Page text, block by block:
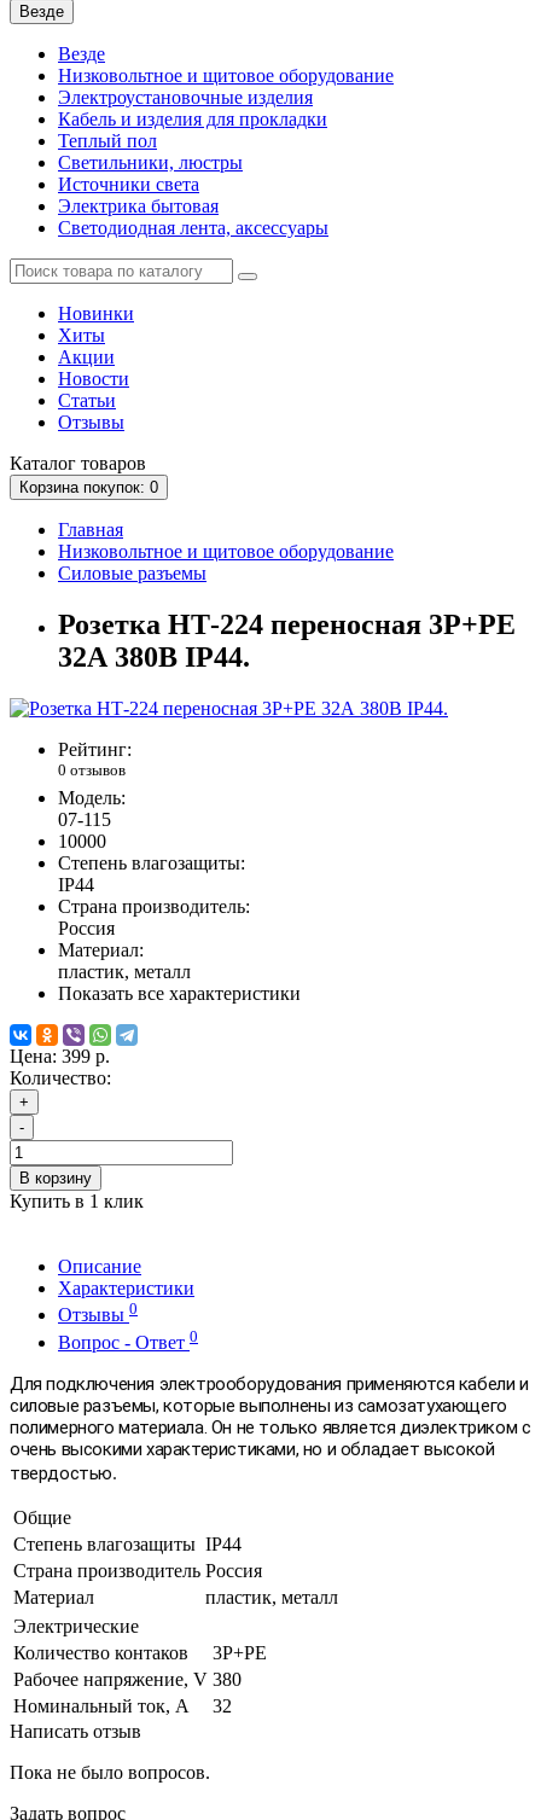
Везде
Везде
Низковольтное и щитовое оборудование
Электроустановочные изделия
Кабель и изделия для прокладки
Теплый пол
Светильники, люстры
Источники света
Электрика бытовая
Светодиодная лента, аксессуары
Новинки
Хиты
Акции
Новости
Статьи
Отзывы
Каталог товаров
Корзина покупок: 0
Главная
Низковольтное и щитовое оборудование
Силовые разъемы
Розетка НТ-224 переносная 3Р+РЕ
32А 380В IP44.
Рейтинг:
0 отзывов
Модель:
07-115
10000
Степень влагозащиты:
IP44
Страна производитель:
Россия
Материал:
пластик, металл
Показать все характеристики
Цена: 399 р.
Количество:
+
-
В корзину
Купить в 1 клик
Описание
Характеристики
Отзывы 0
Вопрос - Ответ 0
Для подключения электрооборудования применяются кабели и
силовые разъемы, которые выполнены из самозатухающего
полимерного материала. Он не только является диэлектриком с
очень высокими характеристиками, но и обладает высокой
твердостью.
Общие
Степень влагозащиты IP44
Страна производитель Россия
Материал
пластик, металл
Электрические
Количество контаков
3P+PE
Рабочее напряжение, V 380
Номинальный ток, А
32
Написать отзыв
Пока не было вопросов.
Задать вопрос